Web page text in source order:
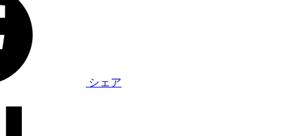
シェア